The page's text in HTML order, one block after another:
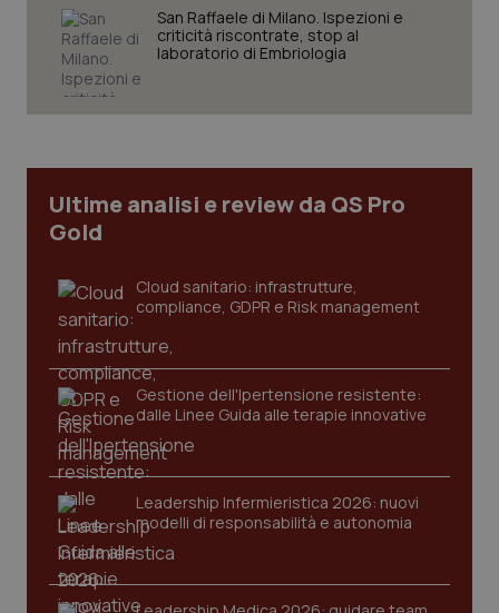
San Raffaele di Milano. Ispezioni e
criticità riscontrate, stop al
laboratorio di Embriologia
Ultime analisi e review da QS Pro
Gold
Cloud sanitario: infrastrutture,
compliance, GDPR e Risk management
Gestione dell'Ipertensione resistente:
dalle Linee Guida alle terapie innovative
Leadership Infermieristica 2026: nuovi
modelli di responsabilità e autonomia
Necessari Statistici Marketing
I cookie necessari contribuiscono a rendere fruibile il
sito web abilitandone funzionalità di base quali la
navigazione sulle pagine e l'accesso alle aree
.youtube.com
CookieScriptConsent